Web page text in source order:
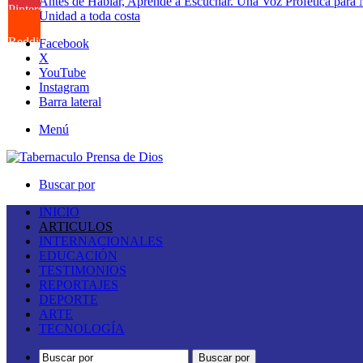
Unidad a toda costa
Facebook
X
YouTube
Instagram
Barra lateral
Menú
Buscar por
INICIO
ARTICULOS
INTERNACIONALES
EDUCACIÓN
TESTIMONIOS
REPORTAJES
DEPORTE
ARTE
TECNOLOGÍA
Buscar por
Pinterest
Reddit